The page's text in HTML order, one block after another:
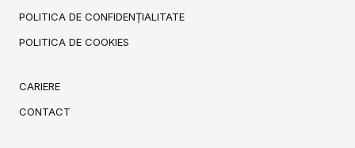
POLITICA DE CONFIDENȚIALITATE
POLITICA DE COOKIES
CARIERE
CONTACT